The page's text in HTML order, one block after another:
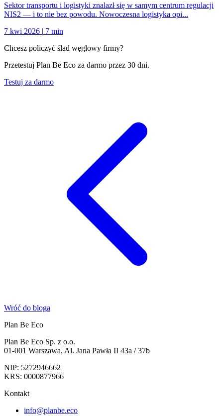
Sektor transportu i logistyki znalazł się w samym centrum regulacji
NIS2 — i to nie bez powodu. Nowoczesna logistyka opi...
7 kwi 2026 | 7 min
Chcesz policzyć ślad węglowy firmy?
Przetestuj Plan Be Eco za darmo przez 30 dni.
Testuj za darmo
Wróć do bloga
Plan Be Eco
Plan Be Eco Sp. z o.o.
01-001 Warszawa, Al. Jana Pawła II 43a / 37b
NIP: 5272946662
KRS: 0000877966
Kontakt
info@planbe.eco